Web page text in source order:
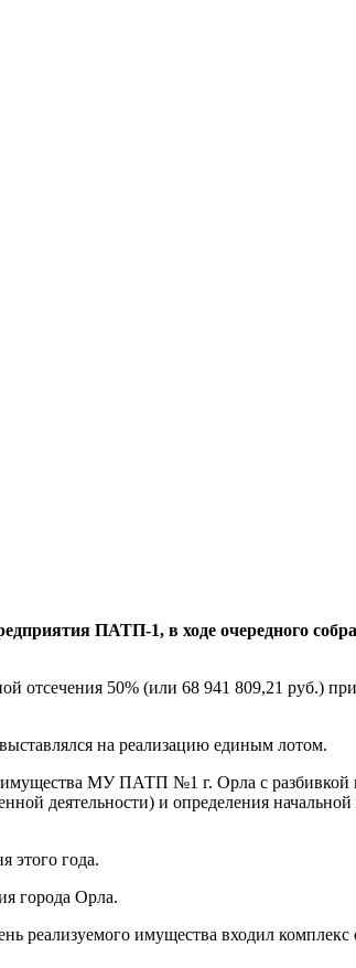
ПАТП-1, в ходе очередного
отсечения 50% (или 68 941 809,21 руб.)
на реализацию единым лотом.
МУ ПАТП №1 г. Орла с разбивкой
деятельности) и определения
этого года.
города Орла.
реализуемого имущества входил